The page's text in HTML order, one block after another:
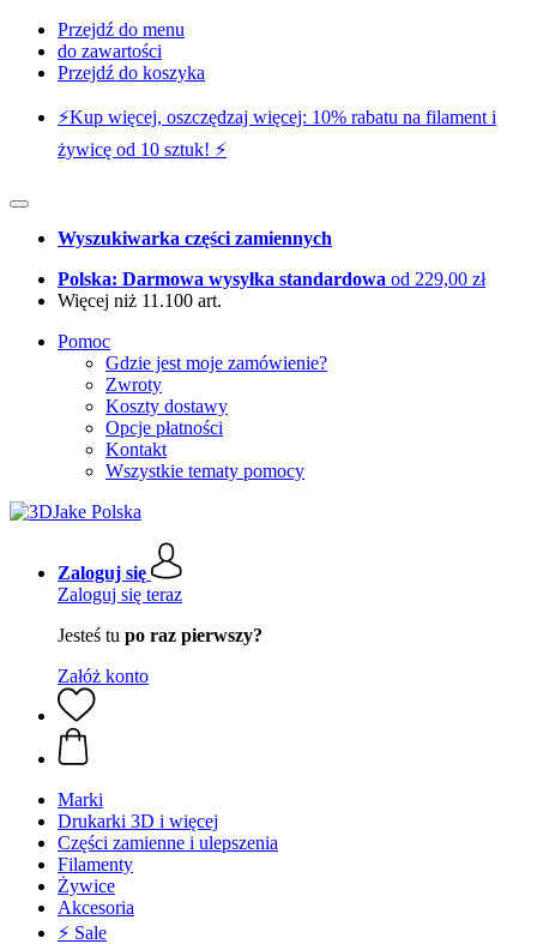
Przejdź do menu
do zawartości
Przejdź do koszyka
⚡️Kup więcej, oszczędzaj więcej: 10% rabatu na filament i
żywicę od 10 sztuk! ⚡️
Wyszukiwarka części zamiennych
Polska: Darmowa wysyłka standardowa od 229,00 zł
Więcej niż 11.100 art.
Pomoc
Gdzie jest moje zamówienie?
Zwroty
Koszty dostawy
Opcje płatności
Kontakt
Wszystkie tematy pomocy
Zaloguj się
Zaloguj się teraz
Jesteś tu po raz pierwszy?
Załóż konto
Marki
Drukarki 3D i więcej
Części zamienne i ulepszenia
Filamenty
Żywice
Akcesoria
⚡ Sale